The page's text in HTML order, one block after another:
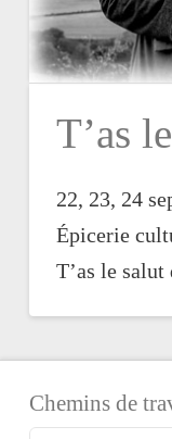
T’as
22, 23, 24
Épicerie
T’as le
Chemins de